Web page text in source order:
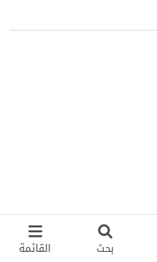
بحث القائمة